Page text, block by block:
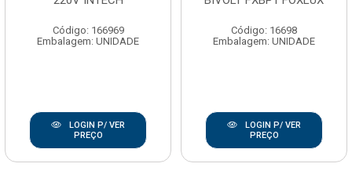
Código: 166969
Embalagem: UNIDADE
LOGIN P/ VER
PREÇO
Código: 16698
Embalagem: UNIDADE
LOGIN P/ VER
PREÇO